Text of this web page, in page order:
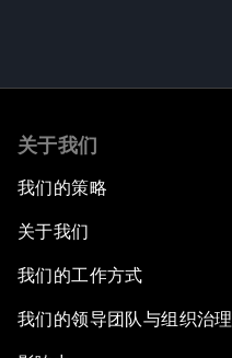
关于我们
我们的策略
关于我们
我们的工作方式
我们的领导团队与组织治理